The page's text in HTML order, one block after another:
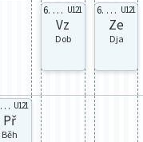
6. celá U121
Vz
Dob
6. celá U121
Ze
Dja
6. celá U121
Př
Běh